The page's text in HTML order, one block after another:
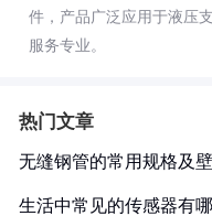
件，产品广泛应用于液压
服务专业。
热门文章
无缝钢管的常用规格及
生活中常见的传感器有